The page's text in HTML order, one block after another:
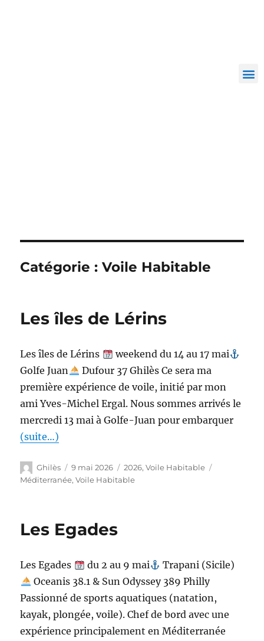
Catégorie :Voile Habitable
Les îles de Lérins
Les îles de Lérins
weekend du 14 au 17 mai
Golfe Juan
Dufour 37 Ghilès Ce sera ma
première expérience de voile, initié par mon
ami Yves-Michel Ergal. Nous sommes arrivés le
mercredi 13 mai à Golfe-Juan pour embarquer
(suite…)
Ghilès 9 mai 2026 2026,Voile Habitable
Méditerranée,Voile Habitable
Les Egades
Les Egades du 2 au 9 mai
Trapani (Sicile)
Oceanis 38.1 & Sun Odyssey 389 Philly
Passionné de sports aquatiques (natation,
kayak, plongée, voile). Chef de bord avec une
expérience principalement en Méditerranée